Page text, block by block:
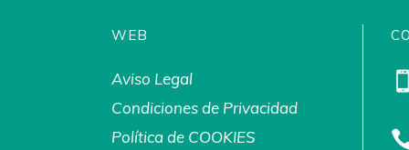
WEB
Aviso Legal
Condiciones de Privacidad
Política de COOKIES